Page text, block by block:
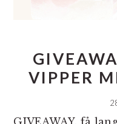
VIPPER
GIVEAWAY, få